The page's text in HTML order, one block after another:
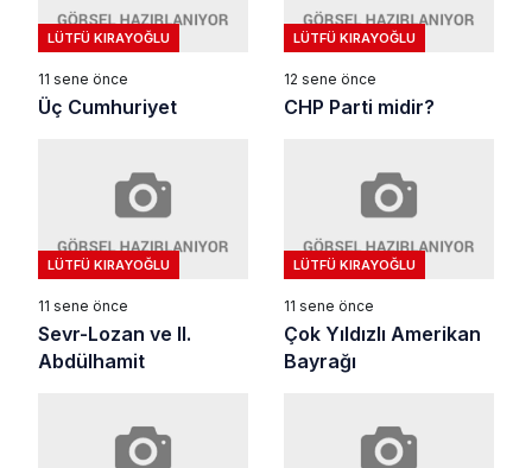
LÜTFÜ KIRAYOĞLU
11 sene önce
Üç Cumhuriyet
LÜTFÜ KIRAYOĞLU
12 sene önce
CHP Parti midir?
LÜTFÜ KIRAYOĞLU
11 sene önce
Sevr-Lozan ve II.
Abdülhamit
LÜTFÜ KIRAYOĞLU
11 sene önce
Çok Yıldızlı Amerikan
Bayrağı